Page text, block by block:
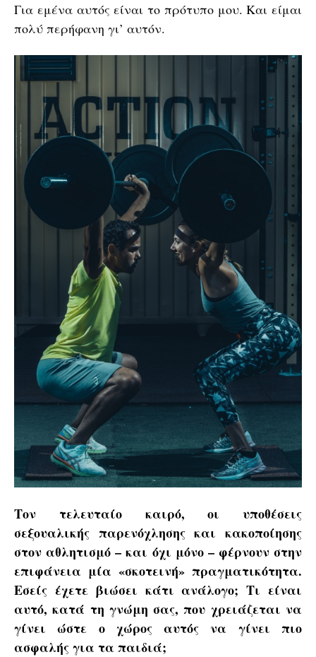
Για εμένα αυτός είναι το πρότυπο μου. Και είμαι
πολύ περήφανη γι’ αυτόν.
Τον τελευταίο καιρό, οι υποθέσεις
σεξουαλικής παρενόχλησης και κακοποίησης
στον αθλητισμό – και όχι μόνο – φέρνουν στην
επιφάνεια μία «σκοτεινή» πραγματικότητα.
Εσείς έχετε βιώσει κάτι ανάλογο; Τι είναι
αυτό, κατά τη γνώμη σας, που χρειάζεται να
γίνει ώστε ο χώρος αυτός να γίνει πιο
ασφαλής για τα παιδιά;